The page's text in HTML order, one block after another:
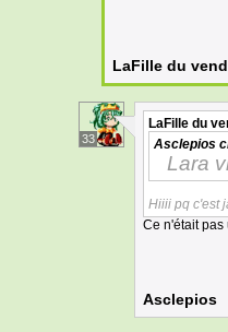
LaFille du
33
LaFille du
Asclepios
Lara
Hiiii pq c'est
Ce n'était
Asclepios